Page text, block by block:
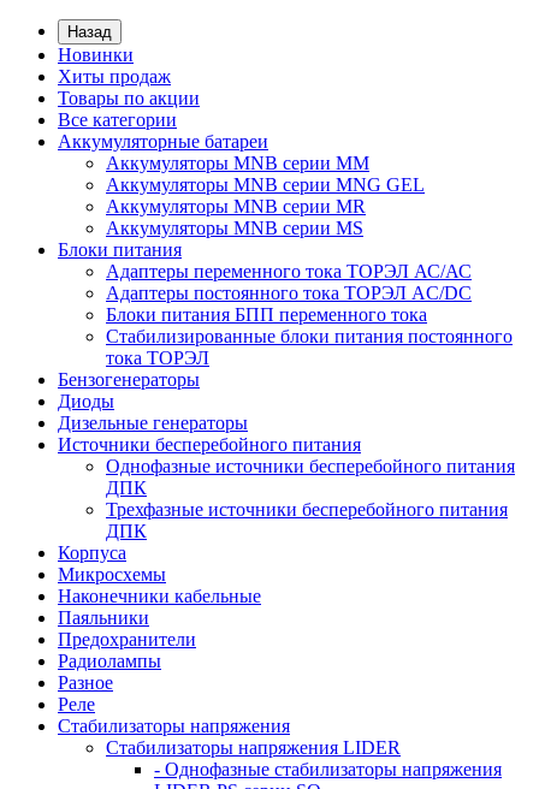
Назад
Новинки
Хиты продаж
Товары по акции
Все категории
Аккумуляторные батареи
Аккумуляторы MNB серии MM
Аккумуляторы MNB серии MNG GEL
Аккумуляторы MNB серии MR
Аккумуляторы MNB серии MS
Блоки питания
Адаптеры переменного тока ТОРЭЛ АС/АС
Адаптеры постоянного тока ТОРЭЛ AC/DC
Блоки питания БПП переменного тока
Стабилизированные блоки питания постоянного
тока ТОРЭЛ
Бензогенераторы
Диоды
Дизельные генераторы
Источники бесперебойного питания
Однофазные источники бесперебойного питания
ДПК
Трехфазные источники бесперебойного питания
ДПК
Корпуса
Микросхемы
Наконечники кабельные
Паяльники
Предохранители
Радиолампы
Разное
Реле
Стабилизаторы напряжения
Стабилизаторы напряжения LIDER
- Однофазные стабилизаторы напряжения